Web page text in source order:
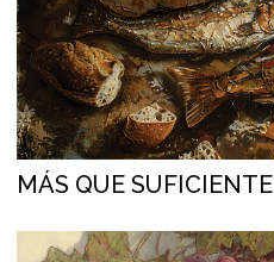
MÁS QUE SUFICIENTE